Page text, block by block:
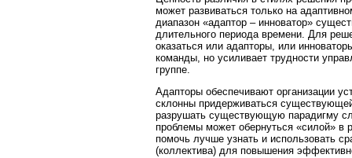
может развиваться только на
диапазон «адаптор – инноватор»
длительного периода времени. Для
оказаться или адапторы, или
команды, но усиливает трудности
группе.
Адапторы обеспечивают организации
склонны придерживаться
разрушать существующую парадигму
проблемы может обернуться «силой» в
помочь лучше узнать и использовать
(коллектива) для повышения